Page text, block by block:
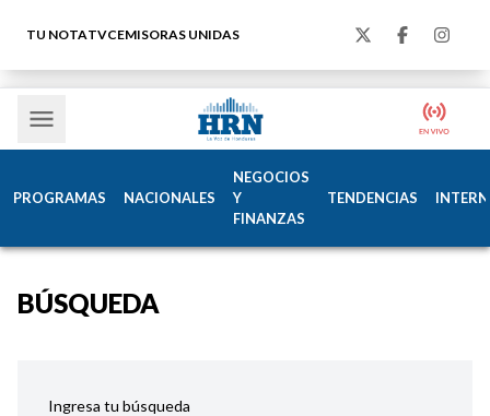
TU NOTATVCEMISORAS UNIDAS
PROGRAMAS NACIONALES
NEGOCIOS
Y
FINANZAS
TENDENCIAS
BÚSQUEDA
Ingresa tu búsqueda